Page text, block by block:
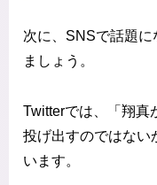
次に、SNSで話題
ましょう。
Twitterでは、「翔真
投げ出すのではない
います。